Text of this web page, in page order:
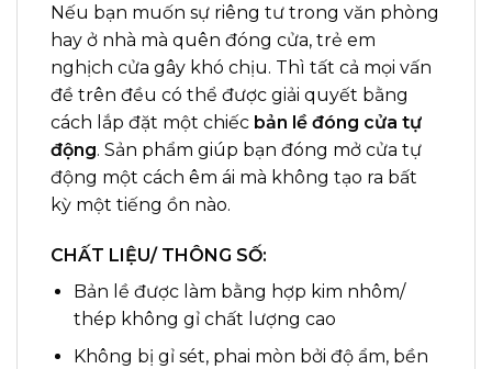
Nếu bạn muốn sự riêng tư trong văn phòng
hay ở nhà mà quên đóng cửa, trẻ em
nghịch cửa gây khó chịu. Thì tất cả mọi vấn
đề trên đều có thể được giải quyết bằng
cách lắp đặt một chiếc bản lề đóng cửa tự
động. Sản phẩm giúp bạn đóng mở cửa tự
động một cách êm ái mà không tạo ra bất
kỳ một tiếng ồn nào.
CHẤT LIỆU/ THÔNG SỐ:
Bản lề được làm bằng hợp kim nhôm/
thép không gỉ chất lượng cao
Không bị gỉ sét, phai mòn bởi độ ẩm, bền